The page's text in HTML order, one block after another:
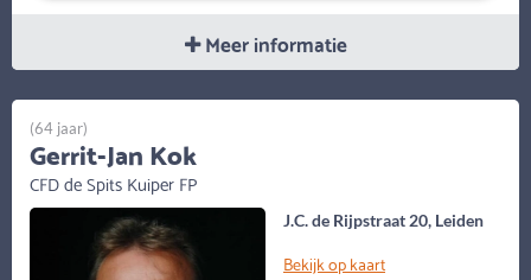
Meer informatie
J.C. de Rijpstraat 20, Leiden
Bekijk op kaart
(64 jaar)
Gerrit-Jan Kok
CFD de Spits Kuiper FP